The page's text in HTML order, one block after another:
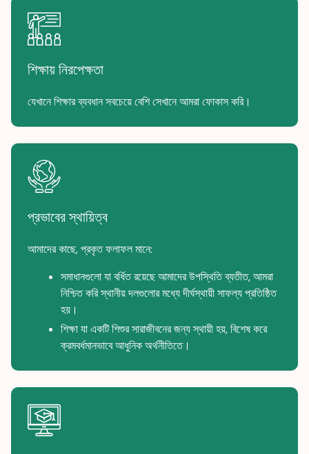
শিক্ষায় নিরপেক্ষতা
যেখানে শিক্ষার ব্যবধান সবচেয়ে বেশি সেখানে আমরা ফোকাস করি।
প্রভাবের স্থায়িত্ব
আমাদের কাছে, প্রকৃত ফলাফল মানে:
সমাধানগুলো যা বর্ধিত রয়েছে আমাদের উপস্থিতি ব্যতীত, আমরা
নিশ্চিত করি স্থানীয় দলগুলোর মধ্যে দীর্ঘস্থায়ী সাফল্য প্রতিষ্ঠিত
হয়।
শিক্ষা যা একটি শিশুর সারাজীবনের জন্য স্থায়ী হয়, বিশেষ করে
ক্রমবর্ধমানভাবে আধুনিক অর্থনীতিতে।